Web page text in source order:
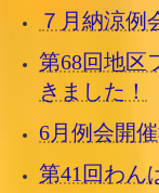
７月納涼例
第68回地区
きました！
6月例会開
第41回わん